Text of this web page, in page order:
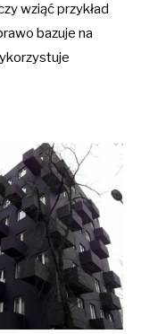
wziąć przykład
bazuje na